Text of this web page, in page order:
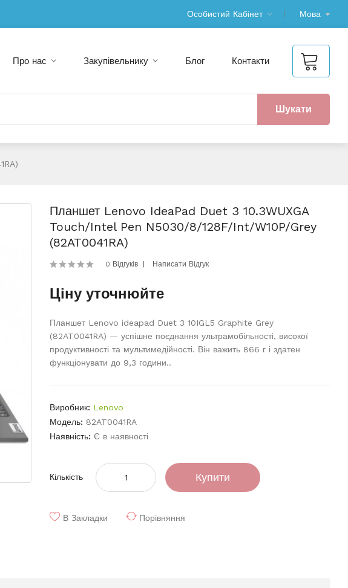
Особистий Кабінет Мова
Про нас Закупівельнику Блог Контакти
Шукати
Планшет Lenovo IdeaPad Duet 3 10.3WUXGA
Touch/Intel Pen N5030/8/128F/int/W10P/Grey
(82AT0041RA)
0 Відгуків Написати Відгук
Ціну уточнюйте
Планшет Lenovo ideapad Duet 3 10IGL5 Graphite Grey
(82AT0041RA) — успішне поєднання ультрамобільності, високої
продуктивності та мультимедійності. Він важить 866 г і здатен
функціонувати до 9,3 години..
Виробник: Lenovo
Модель: 82AT0041RA
Наявність:Є в наявності
Кількість Купити
В Закладки Порівняння